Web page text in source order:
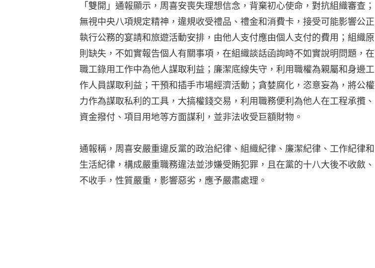
「雙開」通報顯示，周喜安喪失理想信念，背棄初心使命，對抗組織審查；
無視中央八項規定精神，違規收受禮品、禮金和消費卡，接受可能影響公正
執行公務的宴請和旅遊活動安排，由他人支付應由個人支付的費用；組織原
則缺失，不如實報告個人有關事項，在組織談話函詢時不如實說明問題，在
職工錄用工作中為他人謀取利益；廉潔底線失守，利用職權為親屬和身邊工
作人員謀取利益；干預和插手市場經濟活動；貪婪腐化，恣意妄為，將公權
力作為謀取私利的工具，大搞權錢交易，利用職務便利為他人在工程承攬、
資金撥付、項目用地等方面謀利，並非法收受巨額財物。
通報稱，周喜安嚴重違反黨的政治紀律、組織紀律、廉潔紀律、工作紀律和
生活紀律，構成嚴重職務違法並涉嫌受賄犯罪，且在黨的十八大後不收斂、
不收手，性質嚴重，影響惡劣，應予嚴肅處理。